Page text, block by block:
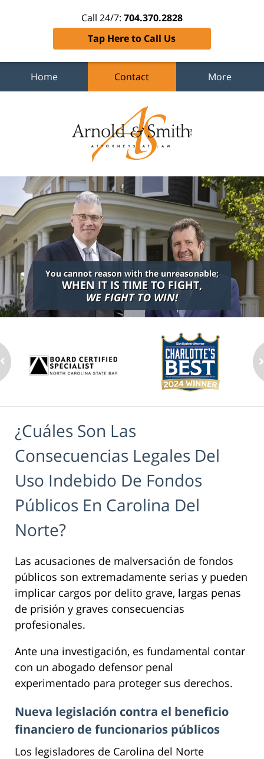
Call 24/7: 704.370.2828
Tap Here to Call Us
Home Contact More
You cannot reason with the unreasonable;
WHEN IT IS TIME TO FIGHT,
WE FIGHT TO WIN!
¿Cuáles Son Las
Consecuencias Legales Del
Uso Indebido De Fondos
Públicos En Carolina Del
Norte?
Las acusaciones de malversación de fondos
públicos son extremadamente serias y pueden
implicar cargos por delito grave, largas penas
de prisión y graves consecuencias
profesionales.
Ante una investigación, es fundamental contar
con un abogado defensor penal
experimentado para proteger sus derechos.
Nueva legislación contra el beneficio
financiero de funcionarios públicos
Los legisladores de Carolina del Norte